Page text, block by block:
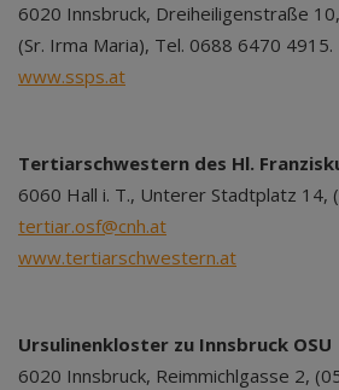
6020 Innsbruck, Dreiheiligenstraße
(Sr. Irma Maria), Tel. 0688 6470 4915.
www.ssps.at
Tertiarschwestern des Hl.
6060 Hall i. T., Unterer Stadtplatz 14,
tertiar.osf@cnh.at
www.tertiarschwestern.at
Ursulinenkloster zu Innsbruck OSU
6020 Innsbruck, Reimmichlgasse 2,